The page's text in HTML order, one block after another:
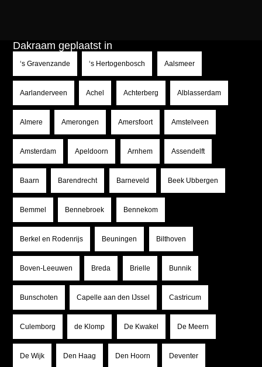
Dakraam geplaatst in
‘s Gravenzande ‘s Hertogenbosch Aalsmeer
Aarlanderveen Achel Achterberg Alblasserdam
Almere Amerongen Amersfoort Amstelveen
Amsterdam Apeldoorn Arnhem Assendelft
Baarn Barendrecht Barneveld Beek Ubbergen
Bemmel Bennebroek Bennekom
Berkel en Rodenrijs Beuningen Bilthoven
Boven-Leeuwen Breda Brielle Bunnik
Bunschoten Capelle aan den IJssel Castricum
Culemborg de Klomp De Kwakel De Meern
De Wijk Den Haag Den Hoorn Deventer